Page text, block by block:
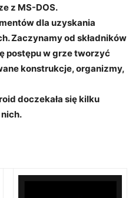
z MS-DOS.
dla uzyskania
Zaczynamy od składników
postępu w grze tworzyć
konstrukcje, organizmy,
doczekała się kilku